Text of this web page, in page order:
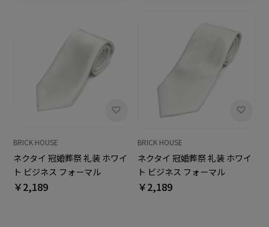
BRICK HOUSE
ネクタイ 冠婚葬祭 礼装 ホワイ
ト ビジネス フォーマル
￥2,189
BRICK HOUSE
ネクタイ 冠婚葬祭 礼装 ホワイ
ト ビジネス フォーマル
￥2,189